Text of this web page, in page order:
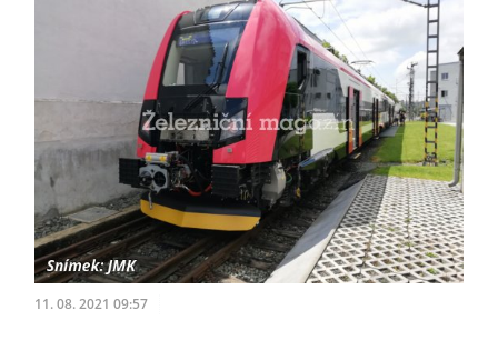
11. 08. 2021 09:57